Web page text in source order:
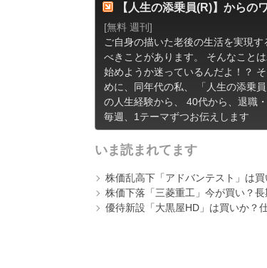
【人生の添乗員(R)】からの
[無料 週刊]
ご自身の描いた老後の生活を実現
べきことがあります。 そんなこと
始めようか迷っているんだよ！？
めに、同年代の私、 「人生の添乗
の人生経験から、 40代から、退職
毎週、1テーマずつお伝えします
いま読まれてます
株価乱高下「アドバンテスト」は
株価下落「三菱重工」今が買い？
優待新設「大黒屋HD」は買いか？